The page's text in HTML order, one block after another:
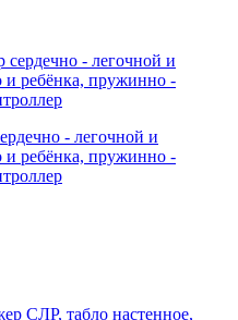
- легочной и
и ребёнка, пружинно -